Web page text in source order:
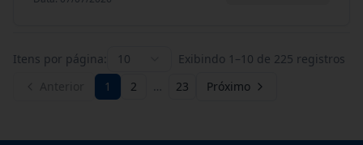
Itens por página: 10 Exibindo 1 –10 de 225 registros
1 2 … 23 Próximo